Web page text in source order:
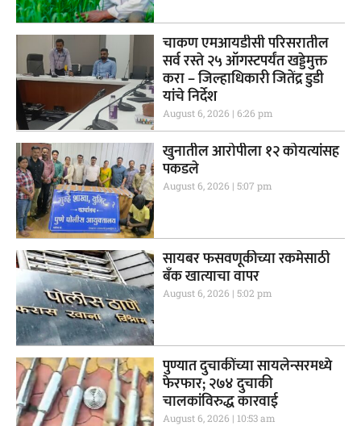
चाकण एमआयडीसी परिसरातील
सर्व रस्ते २५ ऑगस्टपर्यंत खड्डेमुक्त
करा – जिल्हाधिकारी जितेंद्र डुडी
यांचे निर्देश
August 6, 2026 6:26 pm
खुनातील आरोपीला १२ कोयत्यांसह
पकडले
August 6, 2026 5:07 pm
सायबर फसवणूकीच्या रकमेसाठी
बँक खात्याचा वापर
August 6, 2026 5:02 pm
पुण्यात दुचाकींच्या सायलेन्सरमध्ये
फेरफार; २७४ दुचाकी
चालकांविरुद्ध कारवाई
August 6, 2026 10:53 am